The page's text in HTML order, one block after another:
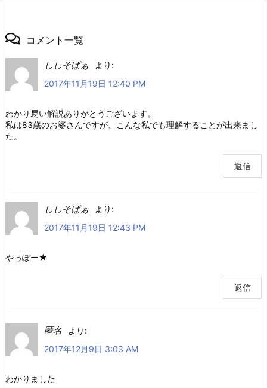
コメント一覧
ししそばぁ
より:
2017年11月19日 12:40 PM
わかり易い解説ありがとうございます。
私は83歳のお婆さんですが、こんな私でも理解することが出来まし
た。
返信
ししそばぁ
より:
2017年11月19日 12:43 PM
やっぽー★
返信
匿名
より:
2017年12月9日 3:03 AM
わかりました